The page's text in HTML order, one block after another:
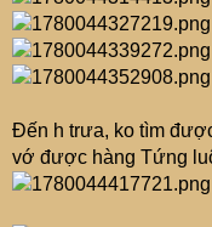
Đến h trưa, ko tìm
vớ được hàng Tứng